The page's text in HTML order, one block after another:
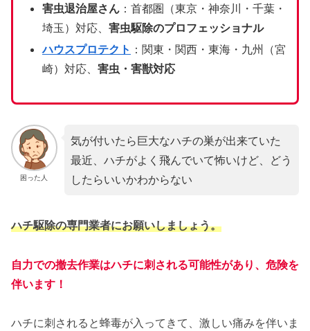
害虫退治屋さん：首都圏（東京・神奈川・千葉・
埼玉）対応、 害虫駆除のプロフェッショナル
ハウスプロテクト ：関東・関西・東海・九州（宮
崎）対応、 害虫・害獣対応
困った人
気が付いたら巨大なハチの巣が出来ていた
最近、ハチがよく飛んでいて怖いけど、どう
したらいいかわからない
ハチ駆除の専門業者にお願いしましょう。
自力での撤去作業はハチに刺される可能性があり、危険を
伴います！
ハチに刺されると蜂毒が入ってきて、激しい痛みを伴いま